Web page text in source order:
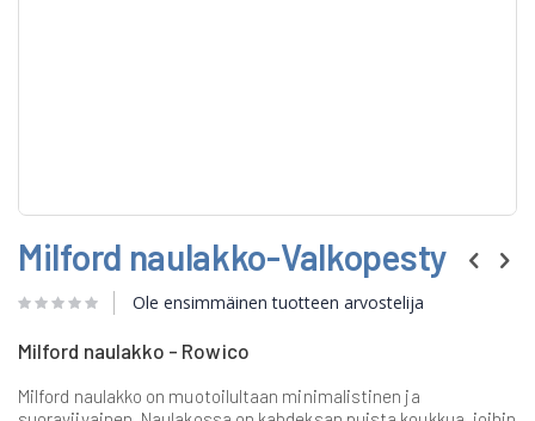
to
the
beginning
of
images
Milford naulakko-Valkopesty
Ole ensimmäinen tuotteen arvostelija
Milford naulakko - Rowico
Milford naulakko on muotoilultaan minimalistinen ja